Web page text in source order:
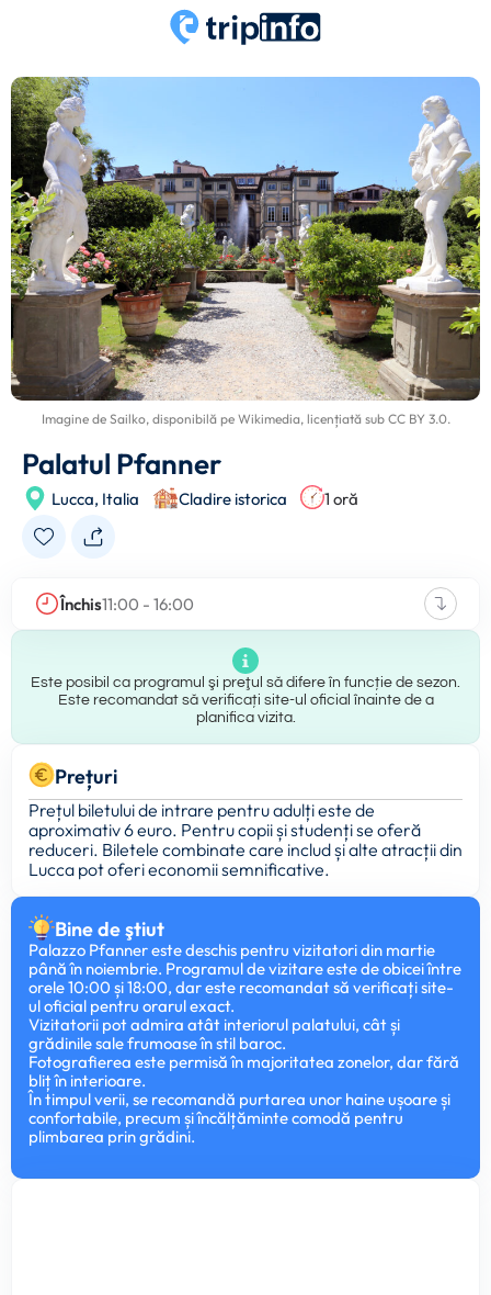
Imagine de Sailko, disponibilă pe Wikimedia, licențiată sub CC BY 3.0.
Palatul Pfanner
Lucca, Italia Cladire istorica 1 oră
Închis11:00 - 16:00
Este posibil ca programul şi preţul să difere în funcție de sezon.
Este recomandat să verificați site-ul oficial înainte de a
planifica vizita.
Prețuri
Prețul biletului de intrare pentru adulți este de
aproximativ 6 euro. Pentru copii și studenți se oferă
reduceri. Biletele combinate care includ și alte atracții din
Lucca pot oferi economii semnificative.
Bine de ştiut
Palazzo Pfanner este deschis pentru vizitatori din martie
până în noiembrie. Programul de vizitare este de obicei între
orele 10:00 și 18:00, dar este recomandat să verificați site-
ul oficial pentru orarul exact.
Vizitatorii pot admira atât interiorul palatului, cât și
grădinile sale frumoase în stil baroc.
Fotografierea este permisă în majoritatea zonelor, dar fără
bliț în interioare.
În timpul verii, se recomandă purtarea unor haine ușoare și
confortabile, precum și încălțăminte comodă pentru
plimbarea prin grădini.